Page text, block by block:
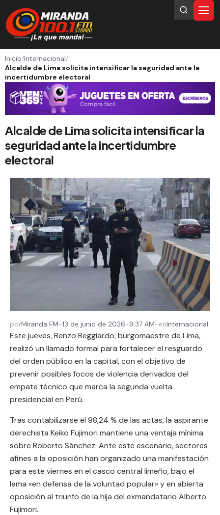
Inicio/Internacional/
Alcalde de Lima solicita intensificar la seguridad ante la
incertidumbre electoral
Alcalde de Lima solicita intensificar la
seguridad ante la incertidumbre
electoral
porMiranda FM-13 de junio de 2026-9:37 AM-enInternacional
Este jueves, Renzo Reggiardo, burgomaestre de Lima,
realizó un llamado formal para fortalecer el resguardo
del orden público en la capital, con el objetivo de
prevenir posibles focos de violencia derivados del
empate técnico que marca la segunda vuelta
presidencial en Perú.
Tras contabilizarse el 98,24 % de las actas, la aspirante
derechista Keiko Fujimori mantiene una ventaja mínima
sobre Roberto Sánchez. Ante este escenario, sectores
afines a la oposición han organizado una manifestación
para este viernes en el casco central limeño, bajo el
lema «en defensa de la voluntad popular» y en abierta
oposición al triunfo de la hija del exmandatario Alberto
Fujimori.